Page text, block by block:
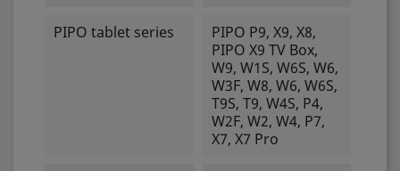
PIPO tablet series
PIPO P9, X9, X8,
PIPO X9 TV Box,
W9, W1S, W6S, W6,
W3F, W8, W6, W6S,
T9S, T9, W4S, P4,
W2F, W2, W4, P7,
X7, X7 Pro